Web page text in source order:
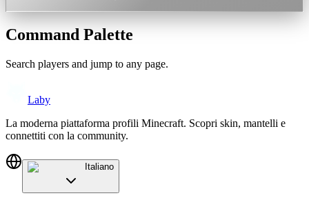
Command Palette
Search players and jump to any page.
Laby
La moderna piattaforma profili Minecraft. Scopri skin, mantelli e
connettiti con la community.
Italiano